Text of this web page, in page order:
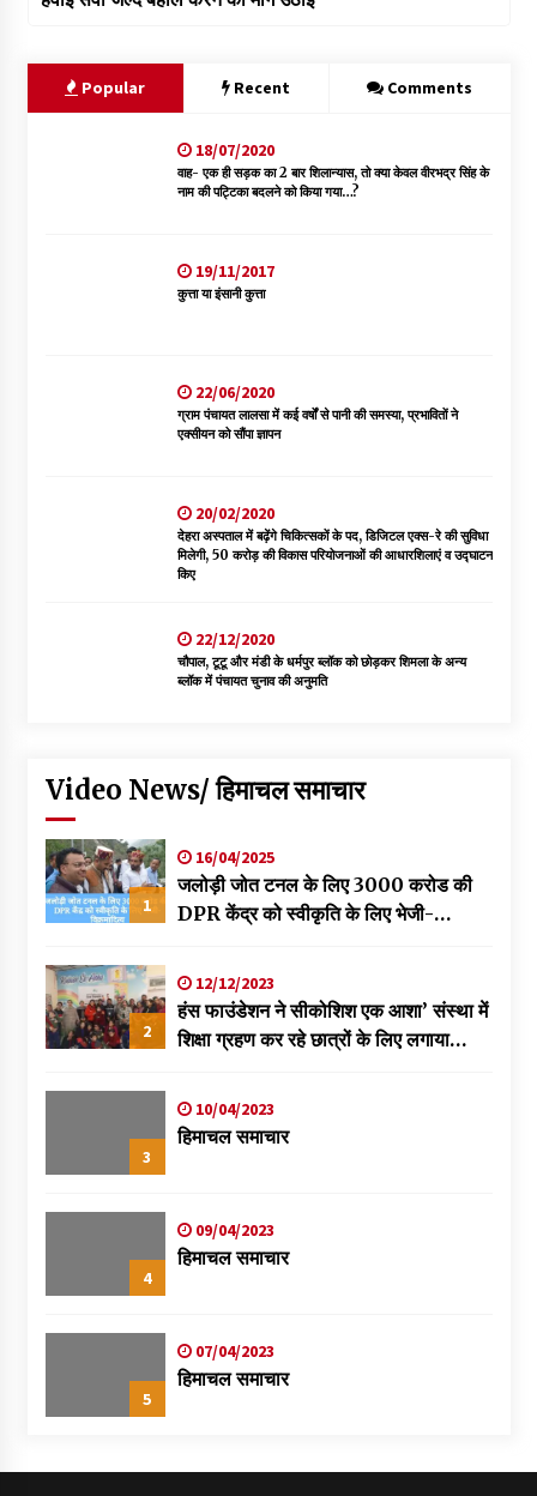
Popular Recent Comments
18/07/2020
वाह- एक ही सड़क का 2 बार शिलान्यास, तो क्या केवल वीरभद्र सिंह के
नाम की पट्टिका बदलने को किया गया…?
19/11/2017
कुत्ता या इंसानी कुत्ता
22/06/2020
ग्राम पंचायत लालसा में कई वर्षों से पानी की समस्या, प्रभावितों ने
एक्सीयन को सौंपा ज्ञापन
20/02/2020
देहरा अस्पताल में बढ़ेंगे चिकित्सकों के पद, डिजिटल एक्स-रे की सुविधा
मिलेगी, 50 करोड़ की विकास परियोजनाओं की आधारशिलाएं व उद्घाटन
किए
22/12/2020
चौपाल, टूटू और मंडी के धर्मपुर ब्लॉक को छोड़कर शिमला के अन्य
ब्लॉक में पंचायत चुनाव की अनुमति
Video News/ हिमाचल समाचार
1
16/04/2025
जलोड़ी जोत टनल के लिए 3000 करोड की
DPR केंद्र को स्वीकृति के लिए भेजी-
2
12/12/2023
हंस फाउंडेशन ने सीकोशिश एक आशा’ संस्था में
शिक्षा ग्रहण कर रहे छात्रों के लिए लगाया
3
10/04/2023
हिमाचल समाचार
4
09/04/2023
हिमाचल समाचार
5
07/04/2023
हिमाचल समाचार